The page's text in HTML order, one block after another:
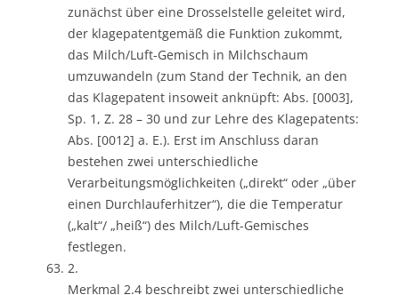
zunächst über eine Drosselstelle geleitet wird,
der klagepatentgemäß die Funktion zukommt,
das Milch/Luft-Gemisch in Milchschaum
umzuwandeln (zum Stand der Technik, an den
das Klagepatent insoweit anknüpft: Abs. [0003],
Sp. 1, Z. 28 – 30 und zur Lehre des Klagepatents:
Abs. [0012] a. E.). Erst im Anschluss daran
bestehen zwei unterschiedliche
Verarbeitungsmöglichkeiten („direkt“ oder „über
einen Durchlauferhitzer“), die die Temperatur
(„kalt“/ „heiß“) des Milch/Luft-Gemisches
festlegen.
2.
Merkmal 2.4 beschreibt zwei unterschiedliche